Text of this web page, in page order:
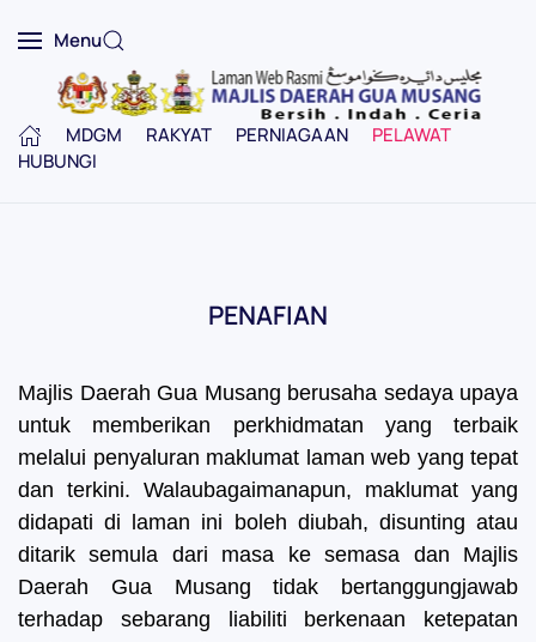
Menu
MDGM RAKYAT PERNIAGAAN
PELAWAT
HUBUNGI
PENAFIAN
Majlis Daerah Gua Musang berusaha sedaya upaya
untuk memberikan perkhidmatan yang terbaik
melalui penyaluran maklumat laman web yang tepat
dan terkini. Walaubagaimanapun, maklumat yang
didapati di laman ini boleh diubah, disunting atau
ditarik semula dari masa ke semasa dan Majlis
Daerah Gua Musang tidak bertanggungjawab
terhadap sebarang liabiliti berkenaan ketepatan